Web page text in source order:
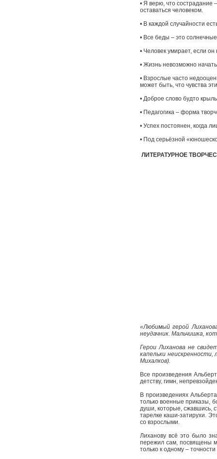
• Я верю, что сострадание
оставаться человеком.
• В каждой случайности
• Все беды – это
• Человек умирает, если
• Жизнь невозможно
• Взрослые часто
может быть, что чувства
• Доброе слово будто
• Педагогика – форма
• Успех постоянен, когда
• Под серьёзной
ЛИТЕРАТУРНОЕ
«Любимый герой
неудачник. Мальчишка,
Герои Лиханова не
капельки
Михалков).
Все произведения
детству, гимн,
В произведениях
только военные приказы,
души, которые, сжавшись,
тарелке каши-затирухи.
со взрослыми.
Лиханову всё это было
пережил сам, посвящены
только к одному –